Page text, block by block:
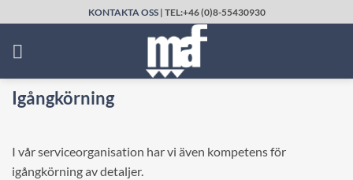
to
content
KONTAKTA OSS| TEL:+46 (0)8-55430930
Igångkörning
I vår serviceorganisation har vi även kompetens för
igångkörning av detaljer.